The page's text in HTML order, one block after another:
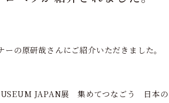
の原研哉さんにご紹介いただきました。
JAPAN展 集めてつなごう 日本の